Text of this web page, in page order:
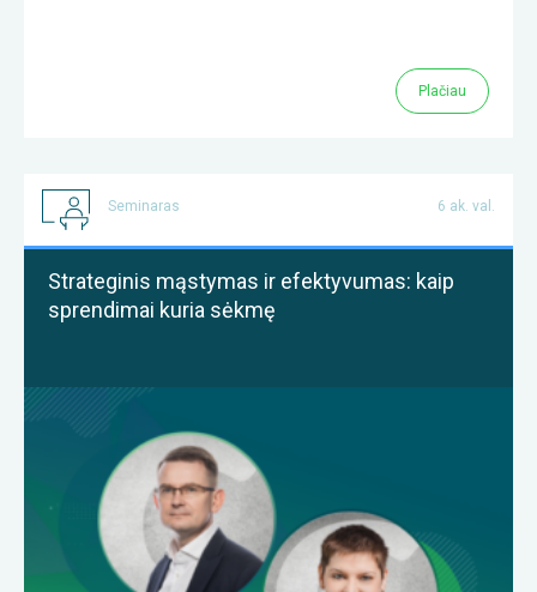
Plačiau
Seminaras 6 ak. val.
Strateginis mąstymas ir efektyvumas: kaip
sprendimai kuria sėkmę